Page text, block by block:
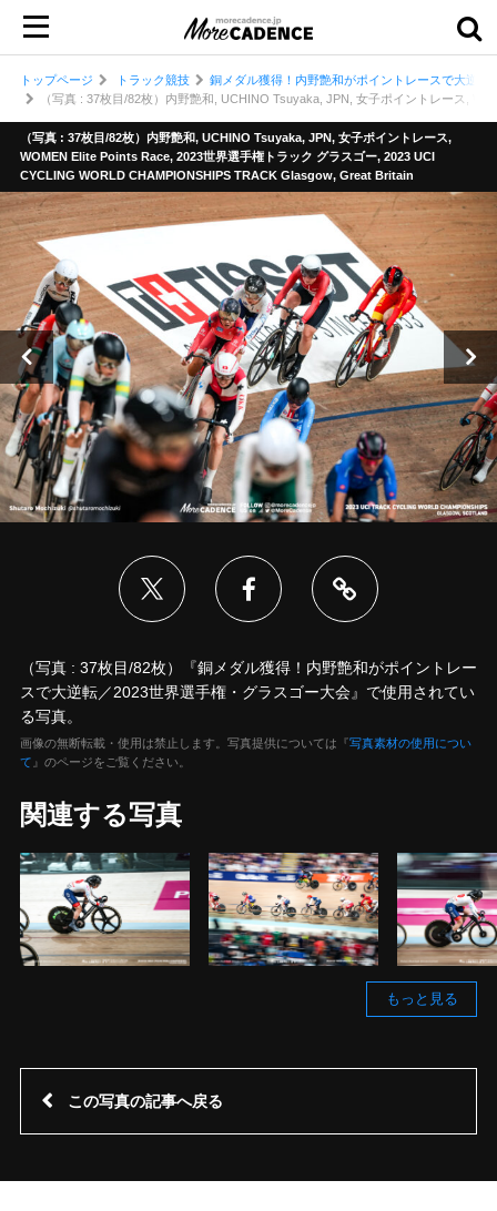
トップページ トラック競技
銅メダル獲得！内野艶和がポイントレースで大逆転
（写真 : 37枚目/82枚）内野艶和, UCHINO Tsuyaka, JPN, 女子ポイントレース,
（写真 : 37枚目/82枚）内野艶和, UCHINO Tsuyaka, JPN, 女子ポイントレース,
WOMEN Elite Points Race, 2023世界選手権トラック グラスゴー, 2023 UCI
CYCLING WORLD CHAMPIONSHIPS TRACK Glasgow, Great Britain
（写真 : 37枚目/82枚）『銅メダル獲得！内野艶和がポイントレー
スで大逆転／2023世界選手権・グラスゴー大会』で使用されてい
る写真。
画像の無断転載・使用は禁止します。写真提供については『写真素材の使用につい
て 』のページをご覧ください。
関連する写真
もっと見る
この写真の記事へ戻る